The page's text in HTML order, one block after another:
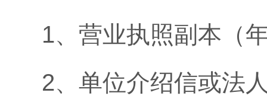
1、营业执照副本（
2、单位介绍信或法